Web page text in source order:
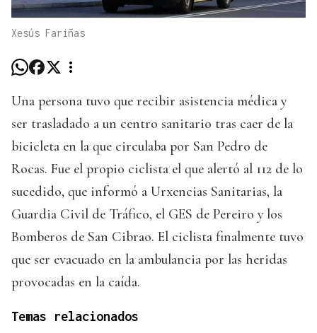
Xesús Fariñas
Una persona tuvo que recibir asistencia médica y
ser trasladado a un centro sanitario tras caer de la
bicicleta en la que circulaba por San Pedro de
Rocas. Fue el propio ciclista el que alertó al 112 de lo
sucedido, que informó a Urxencias Sanitarias, la
Guardia Civil de Tráfico, el GES de Pereiro y los
Bomberos de San Cibrao. El ciclista finalmente tuvo
que ser evacuado en la ambulancia por las heridas
provocadas en la caída.
Temas relacionados